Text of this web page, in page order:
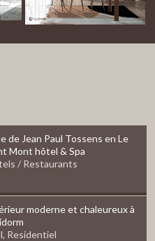
de Jean Paul Tossens en Le
Mont hôtel & Spa
/ Restaurants
moderne et chaleureux à
Residentiel